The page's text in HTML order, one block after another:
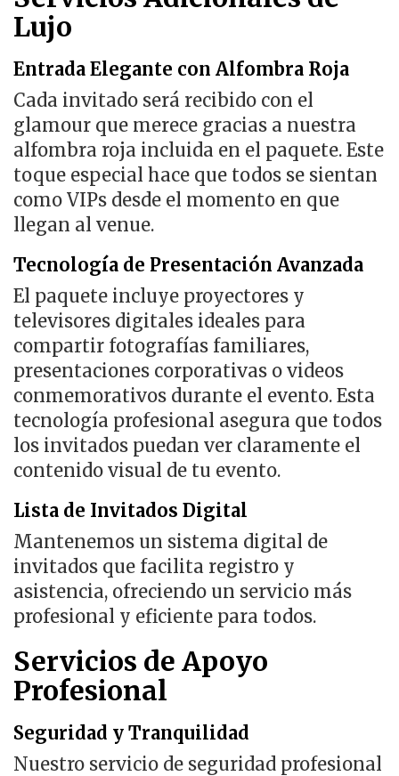
Lujo
Entrada Elegante con Alfombra Roja
Cada invitado será recibido con el
glamour que merece gracias a nuestra
alfombra roja incluida en el paquete. Este
toque especial hace que todos se sientan
como VIPs desde el momento en que
llegan al venue.
Tecnología de Presentación Avanzada
El paquete incluye proyectores y
televisores digitales ideales para
compartir fotografías familiares,
presentaciones corporativas o videos
conmemorativos durante el evento. Esta
tecnología profesional asegura que todos
los invitados puedan ver claramente el
contenido visual de tu evento.
Lista de Invitados Digital
Mantenemos un sistema digital de
invitados que facilita registro y
asistencia, ofreciendo un servicio más
profesional y eficiente para todos.
Servicios de Apoyo
Profesional
Seguridad y Tranquilidad
Nuestro servicio de seguridad profesional